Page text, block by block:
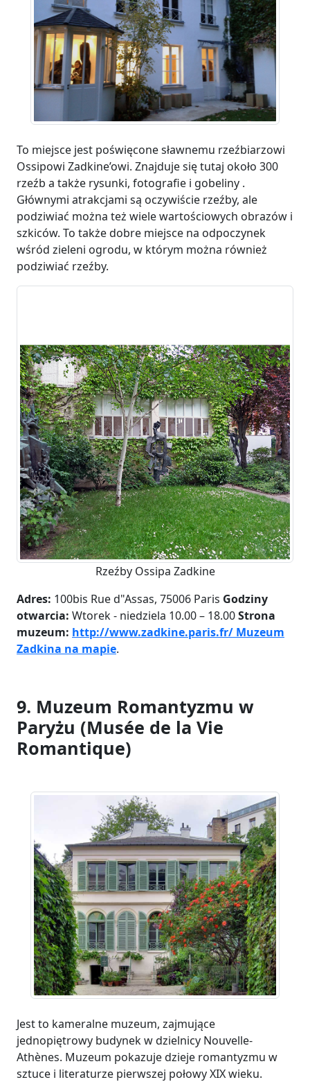
To miejsce jest poświęcone sławnemu rzeźbiarzowi
Ossipowi Zadkine’owi. Znajduje się tutaj około 300
rzeźb a także rysunki, fotografie i gobeliny .
Głównymi atrakcjami są oczywiście rzeźby, ale
podziwiać można też wiele wartościowych obrazów i
szkiców. To także dobre miejsce na odpoczynek
wśród zieleni ogrodu, w którym można również
podziwiać rzeźby.
Rzeźby Ossipa Zadkine
Adres: 100bis Rue d"Assas, 75006 Paris Godziny
otwarcia: Wtorek - niedziela 10.00 – 18.00Strona
muzeum: http://www.zadkine.paris.fr/ Muzeum
Zadkina na mapie.
9. Muzeum Romantyzmu w
Paryżu (Musée de la Vie
Romantique)
Jest to kameralne muzeum, zajmujące
jednopiętrowy budynek w dzielnicy Nouvelle-
Athènes. Muzeum pokazuje dzieje romantyzmu w
sztuce i literaturze pierwszej połowy XIX wieku.